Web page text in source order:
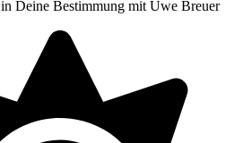
Deine Bestimmung mit Uwe Breuer